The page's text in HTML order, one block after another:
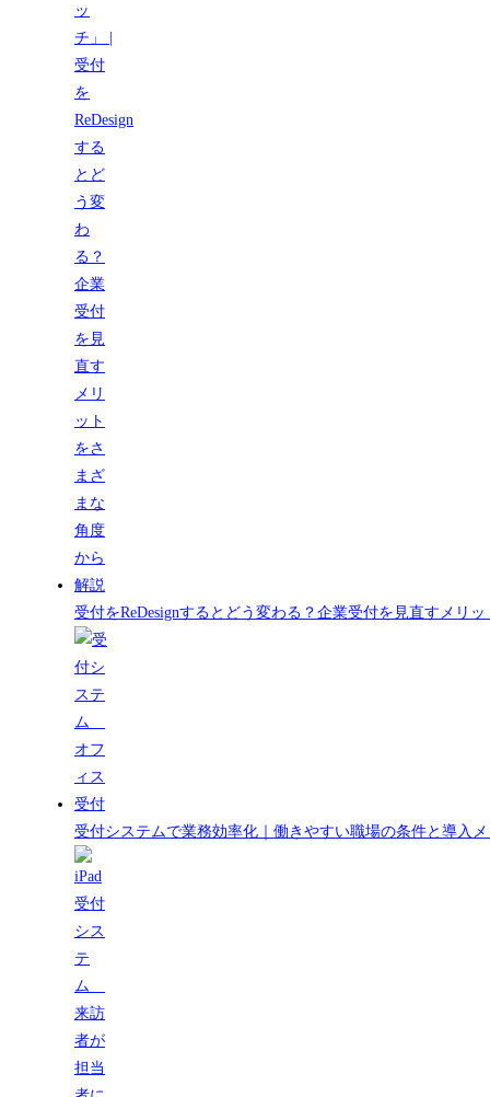
受付をReDesignするとどう変わる？企業受付を見直すメリ
受付システムで業務効率化｜働きやすい職場の条件と導入